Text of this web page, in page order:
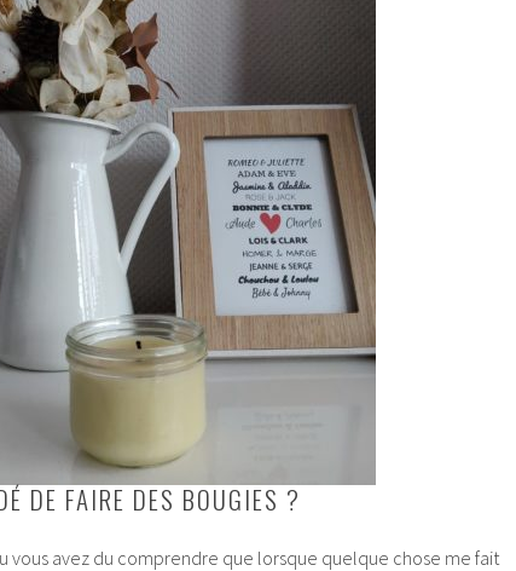
DE FAIRE DES BOUGIES ?
vous avez du comprendre que lorsque quelque chose me fait